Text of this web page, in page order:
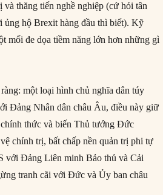
thăng tiến nghề nghiệp (cứ hỏi tân
ủng hộ Brexit hàng đầu thì biết). Kỹ
mối đe dọa tiềm năng lớn hơn những gì
một loại hình chủ nghĩa dân túy
Đảng Nhân dân châu Âu, điều này giữ
thức và biến Thủ tướng Đức
chính trị, bất chấp nền quản trị phi tự
với Đảng Liên minh Bảo thủ và Cải
tranh cãi với Đức và Ủy ban châu